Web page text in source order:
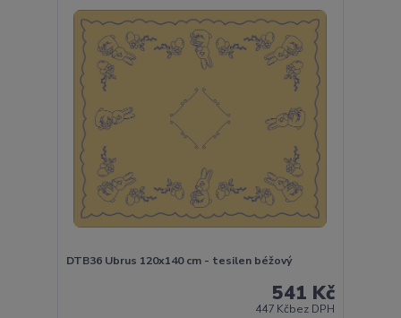
DTB36 Ubrus 120x140 cm - tesilen béžový
541 Kč
447 Kčbez DPH